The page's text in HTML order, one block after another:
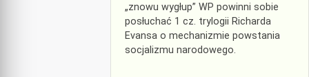
„znowu wygłup” WP powinni sobie
posłuchać 1 cz. trylogii Richarda
Evansa o mechanizmie powstania
socjalizmu narodowego.